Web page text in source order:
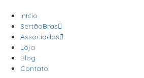
Início
SertãoBras
Associados
Loja
Blog
Contato